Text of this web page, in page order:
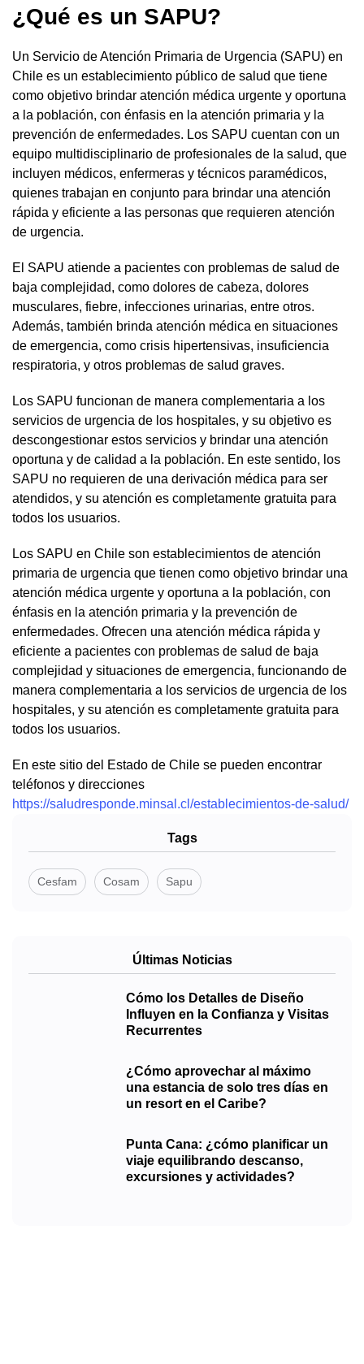
¿Qué es un SAPU?
Un Servicio de Atención Primaria de Urgencia (SAPU) en
Chile es un establecimiento público de salud que tiene
como objetivo brindar atención médica urgente y oportuna
a la población, con énfasis en la atención primaria y la
prevención de enfermedades. Los SAPU cuentan con un
equipo multidisciplinario de profesionales de la salud, que
incluyen médicos, enfermeras y técnicos paramédicos,
quienes trabajan en conjunto para brindar una atención
rápida y eficiente a las personas que requieren atención
de urgencia.
El SAPU atiende a pacientes con problemas de salud de
baja complejidad, como dolores de cabeza, dolores
musculares, fiebre, infecciones urinarias, entre otros.
Además, también brinda atención médica en situaciones
de emergencia, como crisis hipertensivas, insuficiencia
respiratoria, y otros problemas de salud graves.
Los SAPU funcionan de manera complementaria a los
servicios de urgencia de los hospitales, y su objetivo es
descongestionar estos servicios y brindar una atención
oportuna y de calidad a la población. En este sentido, los
SAPU no requieren de una derivación médica para ser
atendidos, y su atención es completamente gratuita para
todos los usuarios.
Los SAPU en Chile son establecimientos de atención
primaria de urgencia que tienen como objetivo brindar una
atención médica urgente y oportuna a la población, con
énfasis en la atención primaria y la prevención de
enfermedades. Ofrecen una atención médica rápida y
eficiente a pacientes con problemas de salud de baja
complejidad y situaciones de emergencia, funcionando de
manera complementaria a los servicios de urgencia de los
hospitales, y su atención es completamente gratuita para
todos los usuarios.
En este sitio del Estado de Chile se pueden encontrar
teléfonos y direcciones
https://saludresponde.minsal.cl/establecimientos-de-salud/
Tags
Cesfam Cosam Sapu
Últimas Noticias
Cómo los Detalles de Diseño
Influyen en la Confianza y Visitas
Recurrentes
¿Cómo aprovechar al máximo
una estancia de solo tres días en
un resort en el Caribe?
Punta Cana: ¿cómo planificar un
viaje equilibrando descanso,
excursiones y actividades?